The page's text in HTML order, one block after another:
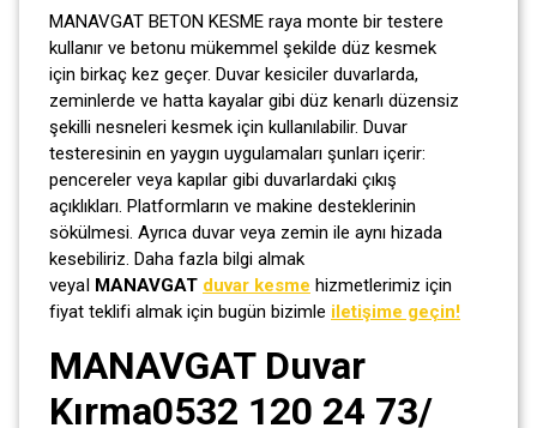
MANAVGAT BETON KESME raya monte bir testere
kullanır ve betonu mükemmel şekilde düz kesmek
için birkaç kez geçer. Duvar kesiciler duvarlarda,
zeminlerde ve hatta kayalar gibi düz kenarlı düzensiz
şekilli nesneleri kesmek için kullanılabilir. Duvar
testeresinin en yaygın uygulamaları şunları içerir:
pencereler veya kapılar gibi duvarlardaki çıkış
açıklıkları. Platformların ve makine desteklerinin
sökülmesi. Ayrıca duvar veya zemin ile aynı hizada
kesebiliriz. Daha fazla bilgi almak
veyaI MANAVGAT duvar kesme hizmetlerimiz için
fiyat teklifi almak için bugün bizimle iletişime geçin!
MANAVGAT Duvar
Kırma0532 120 24 73/